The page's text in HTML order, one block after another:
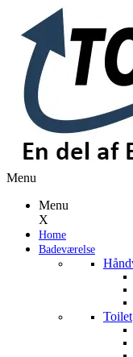
Menu
Menu
X
Home
Badeværelse
Toilet